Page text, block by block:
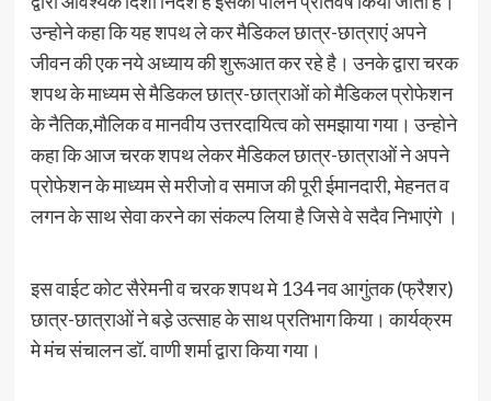
उन्होने कहा कि यह शपथ ले कर मैडिकल छात्र-छात्राएं अपने
जीवन की एक नये अध्याय की शुरूआत कर रहे है। उनके द्वारा चरक
शपथ के माध्यम से मैडिकल छात्र-छात्राओं को मैडिकल प्रोफेशन
के नैतिक,मौलिक व मानवीय उत्तरदायित्व को समझाया गया। उन्होने
कहा कि आज चरक शपथ लेकर मैडिकल छात्र-छात्राओं ने अपने
प्रोफेशन के माध्यम से मरीजो व समाज की पूरी ईमानदारी, मेहनत व
लगन के साथ सेवा करने का संकल्प लिया है जिसे वे सदैव निभाएंगे ।
इस वाईट कोट सैरेमनी व चरक शपथ मे 134 नव आगुंतक (फ्रैशर)
छात्र-छात्राओं ने बडे़ उत्साह के साथ प्रतिभाग किया। कार्यक्रम
मे मंच संचालन डॉ. वाणी शर्मा द्वारा किया गया।